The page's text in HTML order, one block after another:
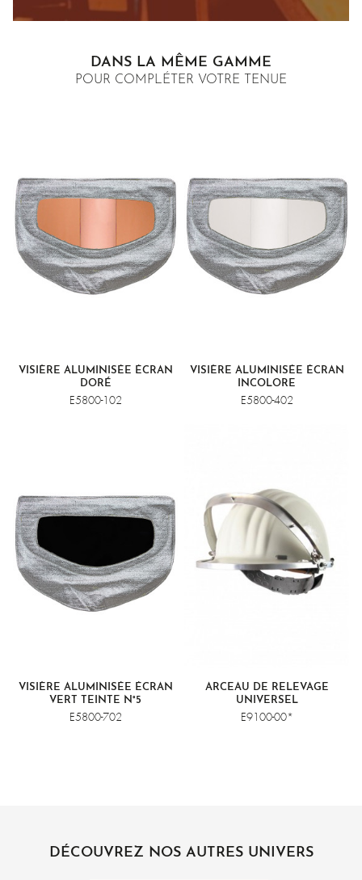
DANS LA MÊME GAMME
POUR COMPLÉTER VOTRE TENUE
VISIÈRE ALUMINISÉE ÉCRAN
DORÉ
E5800-102
VISIÈRE ALUMINISÉE ÉCRAN
INCOLORE
E5800-402
VISIÈRE ALUMINISÉE ÉCRAN
VERT TEINTE N°5
E5800-702
ARCEAU DE RELEVAGE
UNIVERSEL
E9100-00*
DÉCOUVREZ NOS AUTRES UNIVERS